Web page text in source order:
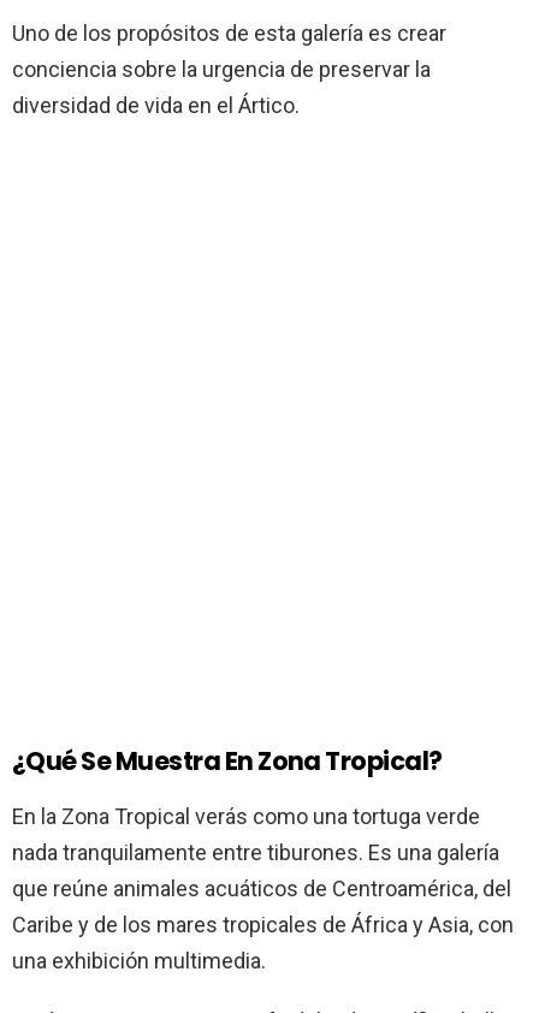
Uno de los propósitos de esta galería es crear
conciencia sobre la urgencia de preservar la
diversidad de vida en el Ártico.
¿Qué Se Muestra En Zona Tropical?
En la Zona Tropical verás como una tortuga verde
nada tranquilamente entre tiburones. Es una galería
que reúne animales acuáticos de Centroamérica, del
Caribe y de los mares tropicales de África y Asia, con
una exhibición multimedia.